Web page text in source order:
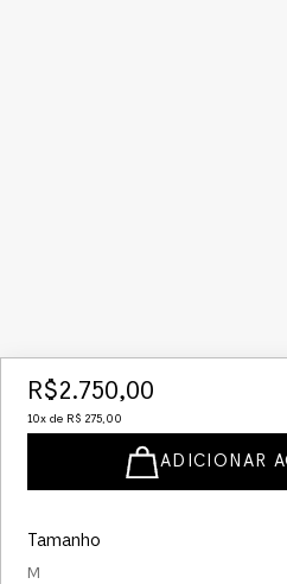
Tamanho
M
R$2.750,00
10x de R$ 275,00
ADICIONAR